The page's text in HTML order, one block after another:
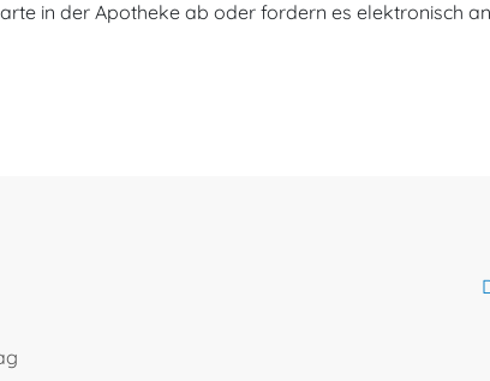
in der Apotheke ab oder fordern es elektronisch